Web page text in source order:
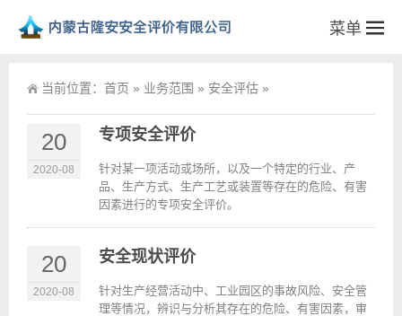
菜单
当前位置： 首页 » 业务范围 » 安全评估 »
20
2020-08
专项安全评价
针对某一项活动或场所，以及一个特定的行业、产
品、生产方式、生产工艺或装置等存在的危险、有害
因素进行的专项安全评价。
20
2020-08
安全现状评价
针对生产经营活动中、工业园区的事故风险、安全管
理等情况，辨识与分析其存在的危险、有害因素，审